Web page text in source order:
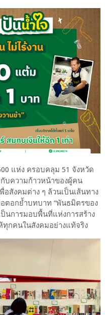
แห่ง ครอบคลุม 51 จังหวัด
บความก้าวหน้าของผู้คน
สังคมต่าง ๆ ล้วนเป็นเส้นทาง
ตอกย้ำบทบาท “พันธมิตรของ
นการมอบพื้นที่แห่งการสร้าง
ทุกคนในสังคมอย่างแท้จริง